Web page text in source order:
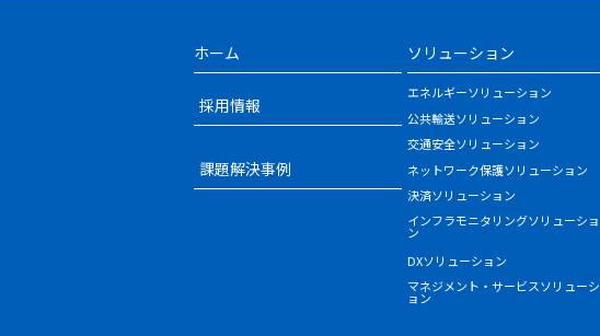
ホーム
採用情報
課題解決事例
ソリューション
エネルギーソリューション
公共輸送ソリューション
交通安全ソリューション
ネットワーク保護ソリューション
決済ソリューション
インフラモニタリングソリューショ
ン
DXソリューション
マネジメント・サービスソリューシ
ョン